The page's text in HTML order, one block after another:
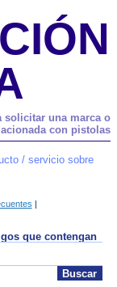
solicitar una marca o
con pistolas
/ servicio sobre
|
que contengan